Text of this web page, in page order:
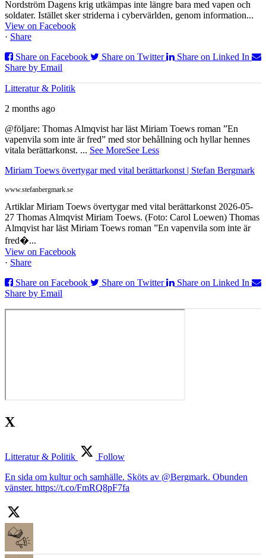
Nordström Dagens krig utkämpas inte längre bara med vapen och
soldater. Istället sker striderna i cybervärlden, genom information...
View on Facebook
· Share
Share on Facebook
Share on Twitter
Share on Linked In
Share by Email
Litteratur & Politik
2 months ago
@följare: Thomas Almqvist har läst Miriam Toews roman ”En
vapenvila som inte är fred” med stor behållning och hyllar hennes
vitala berättarkonst. ... See MoreSee Less
Miriam Toews övertygar med vital berättarkonst | Stefan Bergmark
www.stefanbergmark.se
Artiklar Miriam Toews övertygar med vital berättarkonst 2026-05-
27 Thomas Almqvist Miriam Toews. (Foto: Carol Loewen) Thomas
Almqvist har läst Miriam Toews roman ”En vapenvila som inte är
fred�...
View on Facebook
· Share
Share on Facebook
Share on Twitter
Share on Linked In
Share by Email
X
Litteratur & Politik
Follow
En sida om kultur och samhälle. Sköts av @Bergmark. Obunden
vänster. https://t.co/FmRQ8pF7fa